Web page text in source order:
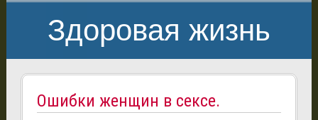
Здоровая жизнь
Ошибки женщин в сексе.